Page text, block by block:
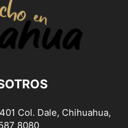
Col. Dale, Chihuahua,
8080